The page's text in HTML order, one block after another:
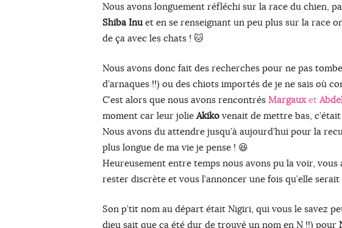
Nous avons longuement réfléchi sur la race du chien,
Shiba Inuet en se renseignant un peu plus sur la race
de ça avec les chats ! 🐱
Nous avons donc fait des recherches pour ne pas
d’arnaques !!) ou des chiots importés de je ne sais où
C’est alors que nous avons rencontrés Margauxet
moment car leur jolie Akiko venait de mettre bas,
Nous avons du attendre jusqu’à aujourd’hui pour la
plus longue de ma vie je pense ! 😆
Heureusement entre temps nous avons pu la voir,
rester discrète et vous l’annoncer une fois qu’elle serait
Son p’tit nom au départ était Nigiri, qui vous le savez
dieu sait que ca été dur de trouvé un nom en N !!) pour